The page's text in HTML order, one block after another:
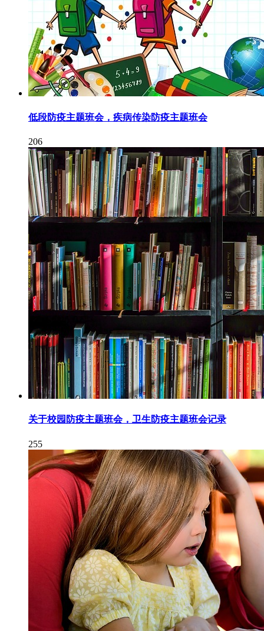
低段防疫主题班会，疾病传染防疫主题班会
206
关于校园防疫主题班会，卫生防疫主题班会记录
255